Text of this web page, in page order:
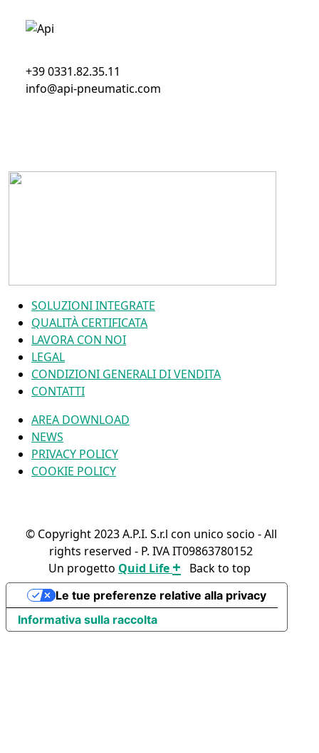
+39 0331.82.35.11
info@api-pneumatic.com
SOLUZIONI INTEGRATE
QUALITÀ CERTIFICATA
LAVORA CON NOI
LEGAL
CONDIZIONI GENERALI DI VENDITA
CONTATTI
AREA DOWNLOAD
NEWS
PRIVACY POLICY
COOKIE POLICY
© Copyright 2023 A.P.I. S.r.l con unico socio - All
rights reserved - P. IVA IT09863780152
Un progetto Quid Life+ Back to top
FIND YOUR PRODUCT
Informativa sulla raccolta
Le tue preferenze relative alla privacy